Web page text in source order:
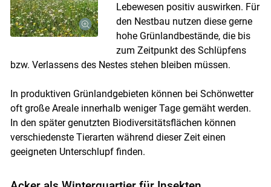
Lebewesen positiv auswirken. Für
den Nestbau nutzen diese gerne
hohe Grünlandbestände, die bis
zum Zeitpunkt des Schlüpfens
bzw. Verlassens des Nestes stehen bleiben müssen.
In produktiven Grünlandgebieten können bei Schönwetter
oft große Areale innerhalb weniger Tage gemäht werden.
In den später genutzten Biodiversitätsflächen können
verschiedenste Tierarten während dieser Zeit einen
geeigneten Unterschlupf finden.